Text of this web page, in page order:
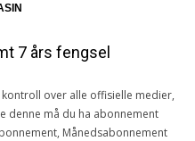
7 års fengsel
over alle offisielle medier,
denne må du ha abonnement
Månedsabonnement